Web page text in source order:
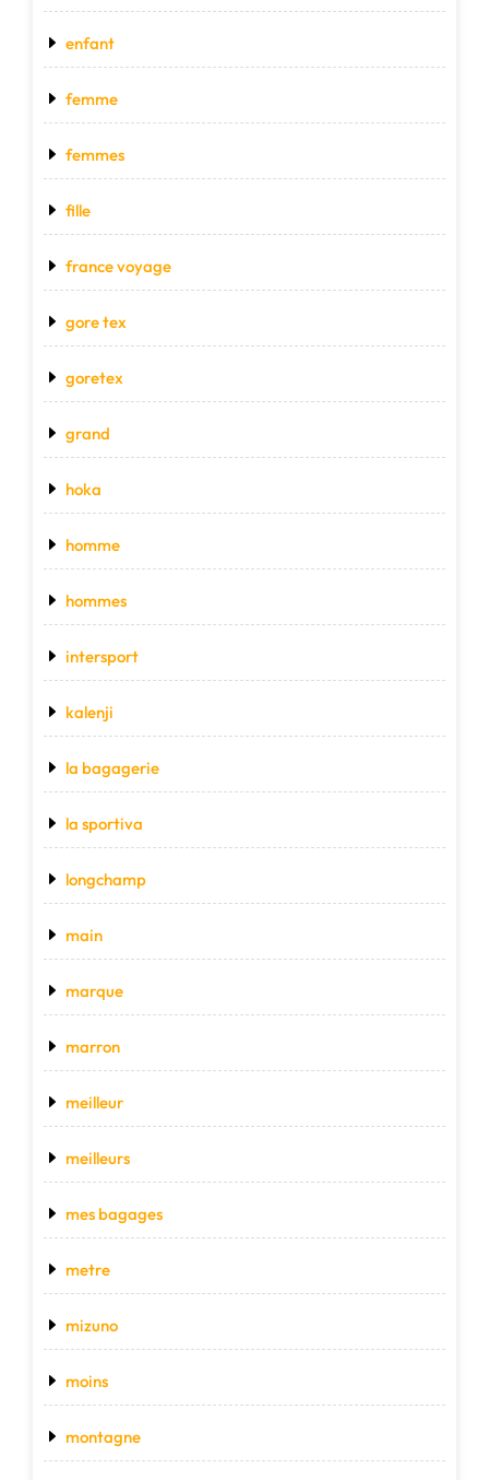
enfant
femme
femmes
fille
france voyage
gore tex
goretex
grand
hoka
homme
hommes
intersport
kalenji
la bagagerie
la sportiva
longchamp
main
marque
marron
meilleur
meilleurs
mes bagages
metre
mizuno
moins
montagne